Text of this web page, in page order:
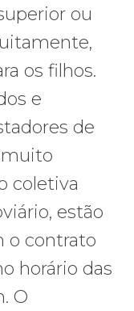
ou
os filhos.
e
de
muito
coletiva
estão
o contrato
horário das
O